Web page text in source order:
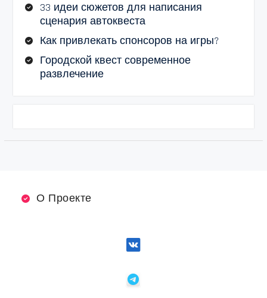
33 идеи сюжетов для написания
сценария автоквеста
Как привлекать спонсоров на игры?
Городской квест современное
развлечение
О Проекте